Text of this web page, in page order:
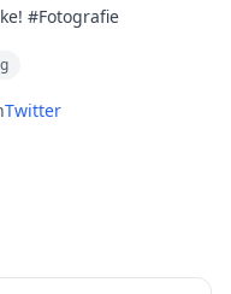
#Fotografie
Twitter